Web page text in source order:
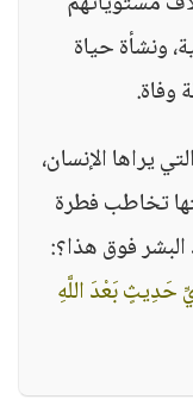
ونشأة حياة
وفاة.
يراها الإنسان،
تخاطب فطرة
البشر فوق هذا؟:
حَدِيثٍ بَعْدَ اللَّهِ